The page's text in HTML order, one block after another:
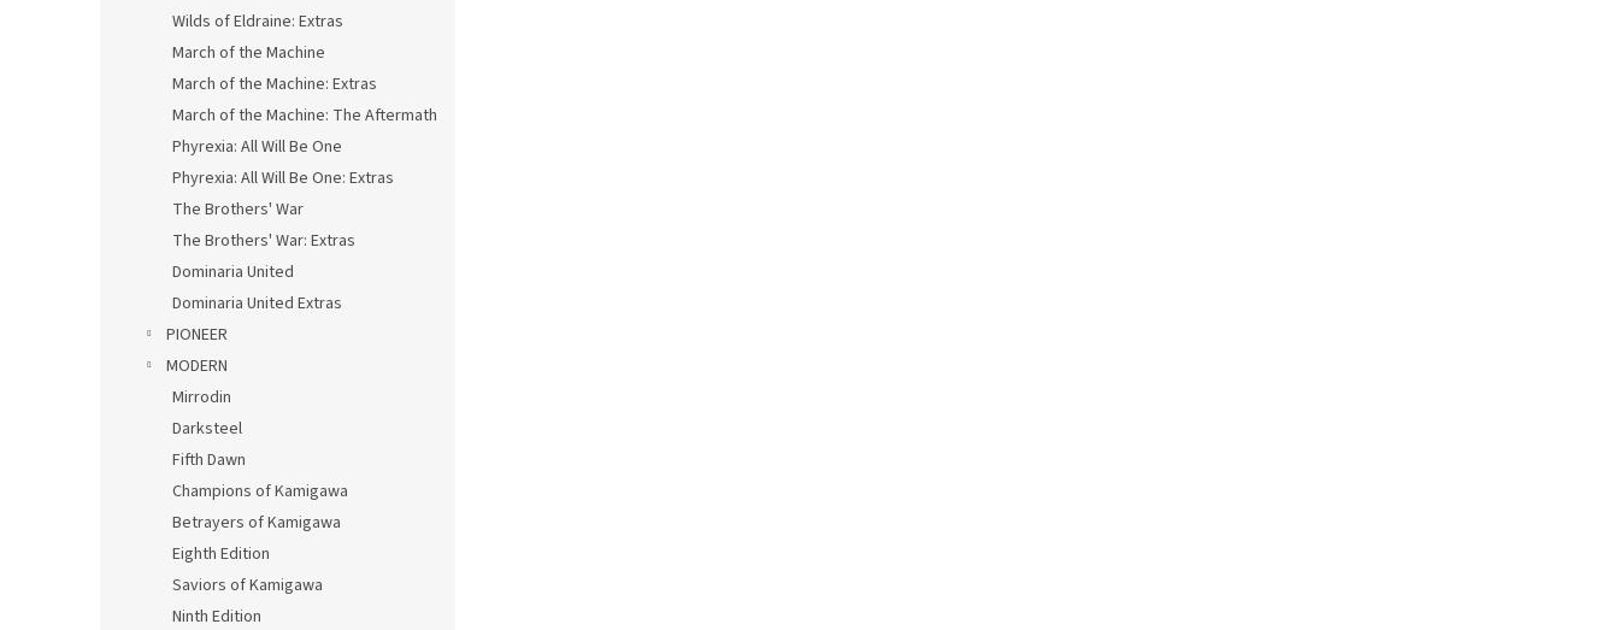
Wilds of Eldraine: Extras
March of the Machine
March of the Machine: Extras
March of the Machine: The Aftermath
Phyrexia: All Will Be One
Phyrexia: All Will Be One: Extras
The Brothers' War
The Brothers' War: Extras
Dominaria United
Dominaria United Extras
PIONEER
MODERN
Mirrodin
Darksteel
Fifth Dawn
Champions of Kamigawa
Betrayers of Kamigawa
Eighth Edition
Saviors of Kamigawa
Ninth Edition